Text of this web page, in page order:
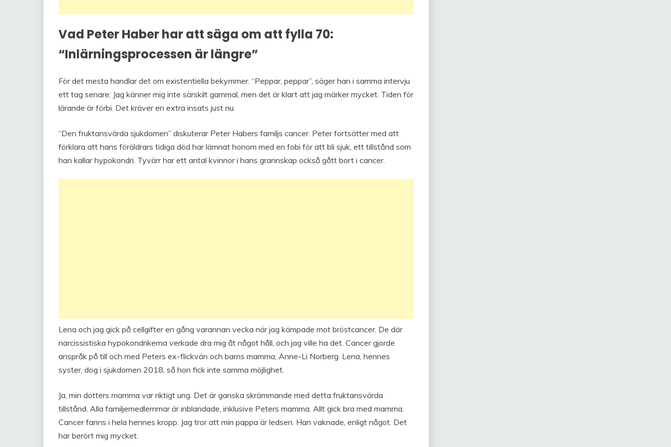
Vad Peter Haber har att säga om att fylla 70:
“Inlärningsprocessen är längre”
För det mesta handlar det om existentiella bekymmer. “Peppar, peppar”, säger han i samma intervju
ett tag senare: Jag känner mig inte särskilt gammal, men det är klart att jag märker mycket. Tiden för
lärande är förbi. Det kräver en extra insats just nu.
“Den fruktansvärda sjukdomen” diskuterar Peter Habers familjs cancer. Peter fortsätter med att
förklara att hans föräldrars tidiga död har lämnat honom med en fobi för att bli sjuk, ett tillstånd som
han kallar hypokondri. Tyvärr har ett antal kvinnor i hans grannskap också gått bort i cancer.
Lena och jag gick på cellgifter en gång varannan vecka när jag kämpade mot bröstcancer. De där
narcissistiska hypokondrikerna verkade dra mig åt något håll, och jag ville ha det. Cancer gjorde
anspråk på till och med Peters ex-flickvän och barns mamma, Anne-Li Norberg. Lena, hennes
syster, dog i sjukdomen 2018, så hon fick inte samma möjlighet.
Ja, min dotters mamma var riktigt ung. Det är ganska skrämmande med detta fruktansvärda
tillstånd. Alla familjemedlemmar är inblandade, inklusive Peters mamma. Allt gick bra med mamma.
Cancer fanns i hela hennes kropp. Jag tror att min pappa är ledsen. Han vaknade, enligt något. Det
har berört mig mycket.